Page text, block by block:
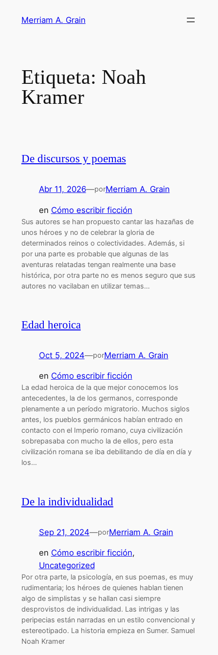
Merriam A. Grain
Etiqueta: Noah
Kramer
De discursos y poemas
Abr 11, 2026—porMerriam A. Grain
en Cómo escribir ficción
Sus autores se han propuesto cantar las hazañas de
unos héroes y no de celebrar la gloria de
determinados reinos o colectividades. Además, si
por una parte es probable que algunas de las
aventuras relatadas tengan realmente una base
histórica, por otra parte no es menos seguro que sus
autores no vacilaban en utilizar temas…
Edad heroica
Oct 5, 2024—porMerriam A. Grain
en Cómo escribir ficción
La edad heroica de la que mejor conocemos los
antecedentes, la de los germanos, corresponde
plenamente a un período migratorio. Muchos siglos
antes, los pueblos germánicos habían entrado en
contacto con el Imperio romano, cuya civilización
sobrepasaba con mucho la de ellos, pero esta
civilización romana se iba debilitando de día en día y
los…
De la individualidad
Sep 21, 2024—porMerriam A. Grain
en Cómo escribir ficción
Uncategorized
Por otra parte, la psicología, en sus poemas, es muy
rudimentaria; los héroes de quienes hablan tienen
algo de simplistas y se hallan casi siempre
desprovistos de individualidad. Las intrigas y las
peripecias están narradas en un estilo convencional y
estereotipado. La historia empieza en Sumer. Samuel
Noah Kramer